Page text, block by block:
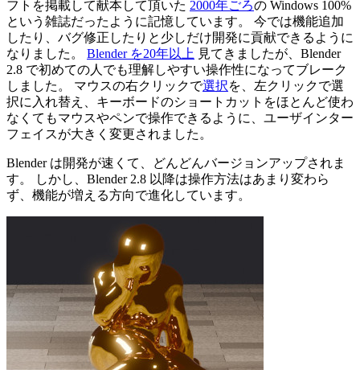
フトを掲載して献本して頂いた 2000年ごろの Windows 100%
という雑誌だったように記憶しています。 今では機能追加
したり、バグ修正したりと少しだけ開発に貢献できるように
なりました。 Blender を20年以上 見てきましたが、Blender
2.8 で初めての人でも理解しやすい操作性になってブレーク
しました。 マウスの右クリックで選択を、左クリックで選
択に入れ替え、キーボードのショートカットをほとんど使わ
なくてもマウスやペンで操作できるように、ユーザインター
フェイスが大きく変更されました。
Blender は開発が速くて、どんどんバージョンアップされま
す。 しかし、Blender 2.8 以降は操作方法はあまり変わら
ず、機能が増える方向で進化しています。